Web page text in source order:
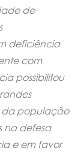
de
deficiência
com
possibilitou
da população
na defesa
e em favor